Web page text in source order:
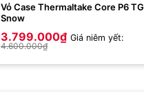
Vỏ Case Thermaltake Core P6 TG
Snow
3.799.000₫ Giá niêm yết:
4.600.000₫